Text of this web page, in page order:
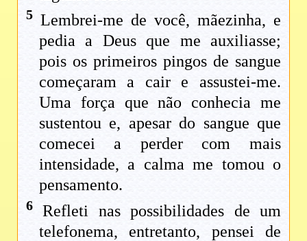
5 Lembrei-me de você, mãezinha, e
pedia a Deus que me auxiliasse;
pois os primeiros pingos de sangue
começaram a cair e assustei-me.
Uma força que não conhecia me
sustentou e, apesar do sangue que
comecei a perder com mais
intensidade, a calma me tomou o
pensamento.
6 Refleti nas possibilidades de um
telefonema, entretanto, pensei de